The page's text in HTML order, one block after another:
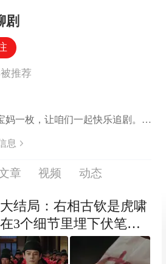
剧
被推荐
爱影视，爱分享90后宝妈一枚，让咱们一起快乐追剧。 解读角色故事，品味悦己人生~~
息
章 视频 动态
结局：右相古钦是虎啸
3个细节里埋下伏笔，